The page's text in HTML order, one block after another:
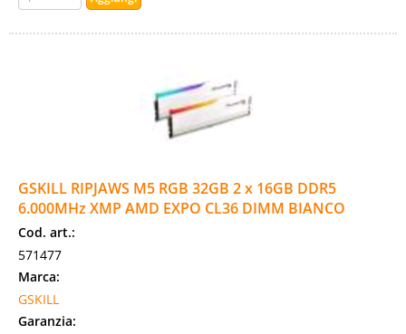
GSKILL RIPJAWS M5 RGB 32GB 2 x 16GB DDR5
6.000MHz XMP AMD EXPO CL36 DIMM BIANCO
Cod. art.:
571477
Marca:
GSKILL
Garanzia: